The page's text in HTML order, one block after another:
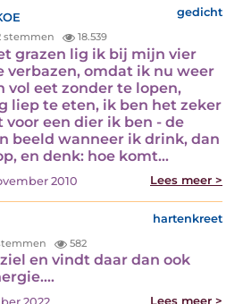
gedicht
stemmen 18.539
grazen lig ik bij mijn vier
verbazen, omdat ik nu weer
vol eet zonder te lopen,
liep te eten, ik ben het zeker
een dier ik ben - de
beeld wanneer ik drink, dan
en denk: hoe komt…
2010 Lees meer >
hartenkreet
582
en vindt daar dan ook
Lees meer >